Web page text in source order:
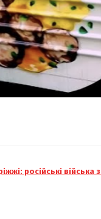
російські війська